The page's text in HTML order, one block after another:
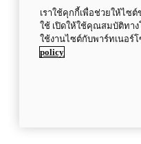
เราใช้คุกกี้เพื่อช่วยให้ไซ
ใช้ เปิดให้ใช้คุณสมบัติทาง
ใช้งานไซต์กับพาร์ทเนอร์
policy